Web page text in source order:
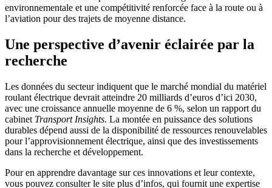
environnementale et une compétitivité renforcée face à la route ou à
l’aviation pour des trajets de moyenne distance.
Une perspective d’avenir éclairée par la
recherche
Les données du secteur indiquent que le marché mondial du matériel
roulant électrique devrait atteindre 20 milliards d’euros d’ici 2030,
avec une croissance annuelle moyenne de 6 %, selon un rapport du
cabinet Transport Insights. La montée en puissance des solutions
durables dépend aussi de la disponibilité de ressources renouvelables
pour l’approvisionnement électrique, ainsi que des investissements
dans la recherche et développement.
Pour en apprendre davantage sur ces innovations et leur contexte,
vous pouvez consulter le site plus d’infos, qui fournit une expertise